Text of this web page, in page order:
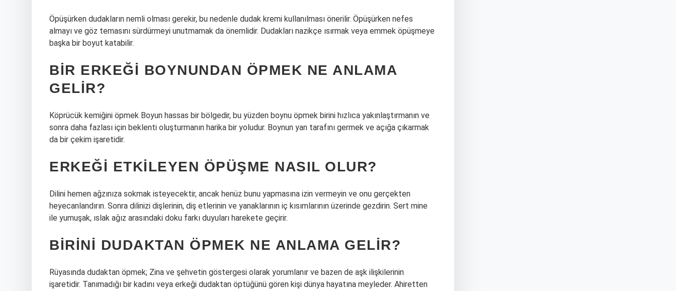
Öpüşürken dudakların nemli olması gerekir, bu nedenle dudak kremi kullanılması önerilir. Öpüşürken nefes
almayı ve göz temasını sürdürmeyi unutmamak da önemlidir. Dudakları nazikçe ısırmak veya emmek öpüşmeye
başka bir boyut katabilir.
BIR ERKEĞI BOYNUNDAN ÖPMEK NE ANLAMA
GELIR?
Köprücük kemiğini öpmek Boyun hassas bir bölgedir, bu yüzden boynu öpmek birini hızlıca yakınlaştırmanın ve
sonra daha fazlası için beklenti oluşturmanın harika bir yoludur. Boynun yan tarafını germek ve açığa çıkarmak
da bir çekim işaretidir.
ERKEĞI ETKILEYEN ÖPÜŞME NASIL OLUR?
Dilini hemen ağzınıza sokmak isteyecektir, ancak henüz bunu yapmasına izin vermeyin ve onu gerçekten
heyecanlandırın. Sonra dilinizi dişlerinin, diş etlerinin ve yanaklarının iç kısımlarının üzerinde gezdirin. Sert mine
ile yumuşak, ıslak ağız arasındaki doku farkı duyuları harekete geçirir.
BIRINI DUDAKTAN ÖPMEK NE ANLAMA GELIR?
Rüyasında dudaktan öpmek; Zina ve şehvetin göstergesi olarak yorumlanır ve bazen de aşk ilişkilerinin
işaretidir. Tanımadığı bir kadını veya erkeği dudaktan öptüğünü gören kişi dünya hayatına meyleder. Ahiretten